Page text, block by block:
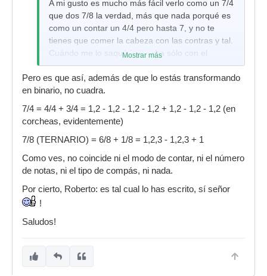
A mi gusto es mucho más fácil verlo como un 7/4
que dos 7/8 la verdad, más que nada porqué es
como un contar un 4/4 pero hasta 7, y no te
tienes que comer la cabeza con las contras y tal.
Cuándo me lo saqué lo tocaba sólo con el
charles a negras y me iba mucho mejor para
ubicarlo todo, luego con corcheras sin acentuar
(todas iguales), y luego acentuando las que caen
Si alguien necesita la trancripción en 7/4 para
Mostrar más
Pero es que así, además de que lo estás transformando
en binario, no cuadra.
7/4 = 4/4 + 3/4 = 1,2 - 1,2 - 1,2 - 1,2 + 1,2 - 1,2 - 1,2 (en
corcheas, evidentemente)
7/8 (TERNARIO) = 6/8 + 1/8 = 1,2,3 - 1,2,3 + 1
Como ves, no coincide ni el modo de contar, ni el número
de notas, ni el tipo de compás, ni nada.
Por cierto, Roberto: es tal cual lo has escrito, sí señor
!
Saludos!